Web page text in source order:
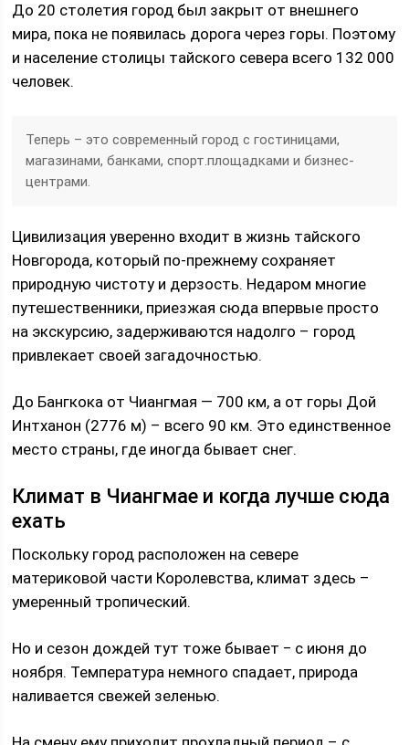
До 20 столетия город был закрыт от внешнего
мира, пока не появилась дорога через горы. Поэтому
и население столицы тайского севера всего 132 000
человек.
Теперь – это современный город с гостиницами,
магазинами, банками, спорт.площадками и бизнес-
центрами.
Цивилизация уверенно входит в жизнь тайского
Новгорода, который по-прежнему сохраняет
природную чистоту и дерзость. Недаром многие
путешественники, приезжая сюда впервые просто
на экскурсию, задерживаются надолго – город
привлекает своей загадочностью.
До Бангкока от Чиангмая — 700 км, а от горы Дой
Интханон (2776 м) – всего 90 км. Это единственное
место страны, где иногда бывает снег.
Климат в Чиангмае и когда лучше сюда
ехать
Поскольку город расположен на севере
материковой части Королевства, климат здесь –
умеренный тропический.
Но и сезон дождей тут тоже бывает ‒ с июня до
ноября. Температура немного спадает, природа
наливается свежей зеленью.